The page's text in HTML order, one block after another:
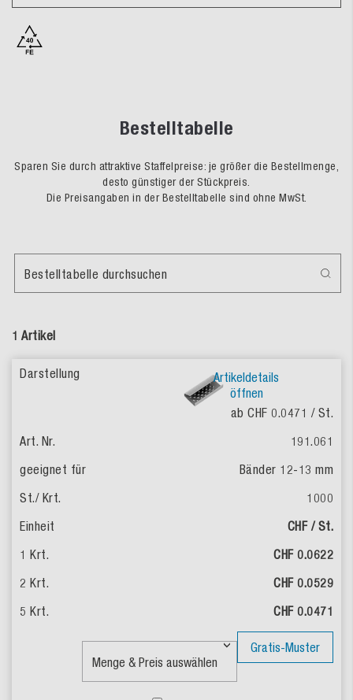
Bestelltabelle
Sparen Sie durch attraktive Staffelpreise: je größer die Bestellmenge,
desto günstiger der Stückpreis.
Die Preisangaben in der Bestelltabelle sind ohne MwSt.
1 Artikel
Bestelltabelle durchsuchen
Artikeldetails
öffnen
ab CHF 0.0471 / St.
191.061
Bänder 12-13 mm
1000
CHF / St.
CHF 0.0622
CHF 0.0529
CHF 0.0471
Gratis-Muster